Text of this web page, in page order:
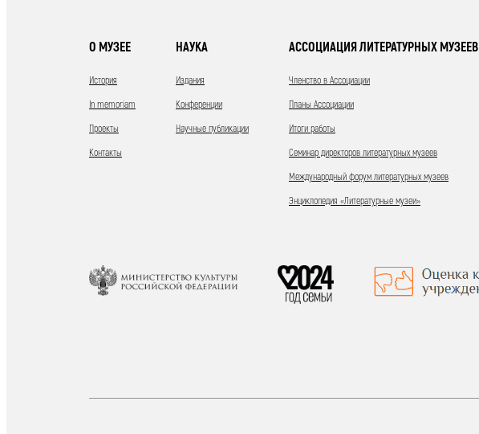
О МУЗЕЕ
История
In memoriam
Проекты
Контакты
НАУКА
Издания
Конференции
Научные публикации
АССОЦИАЦИЯ ЛИТЕРАТУРНЫХ МУЗЕЕВ
Членство в Ассоциации
Планы Ассоциации
Итоги работы
Семинар директоров литературных музеев
Международный форум литературных музеев
Энциклопедия «Литературные музеи»